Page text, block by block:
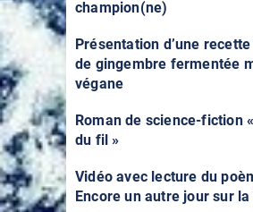
champion(ne)
Présentation d’une
de gingembre fermentée
végane
Roman de science-fiction
du fil »
Vidéo avec lecture du
Encore un autre jour sur